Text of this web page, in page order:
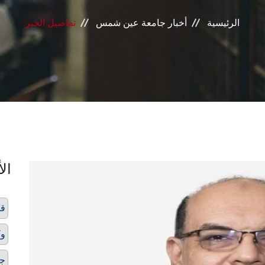
الرئيسية أخبار جامعة عين شمس تفاصيل الخبر